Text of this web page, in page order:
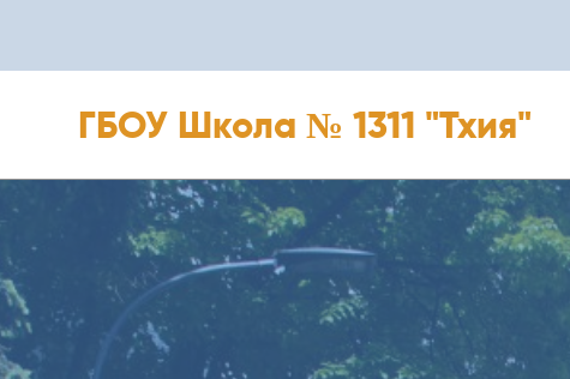
ГБОУ Школа № 1311 "Тхия"